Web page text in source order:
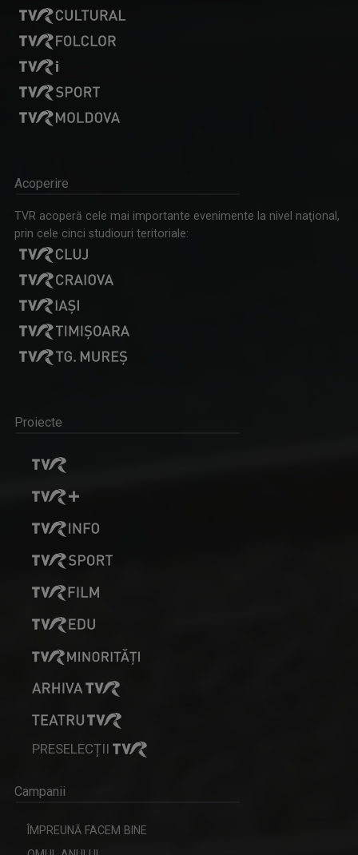
Acoperire
TVR acoperă cele mai importante evenimente la nivel naţional,
prin cele cinci studiouri teritoriale:
Proiecte
PRESELECȚII
Campanii
ÎMPREUNĂ FACEM BINE